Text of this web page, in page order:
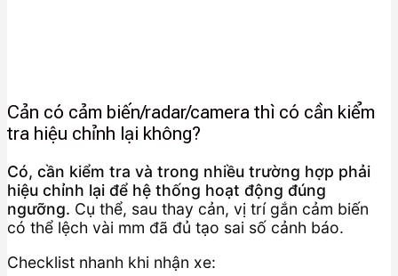
Cản có cảm biến/radar/camera thì có cần kiểm
tra hiệu chỉnh lại không?
Có, cần kiểm tra và trong nhiều trường hợp phải
hiệu chỉnh lại để hệ thống hoạt động đúng
ngưỡng. Cụ thể, sau thay cản, vị trí gắn cảm biến
có thể lệch vài mm đã đủ tạo sai số cảnh báo.
Checklist nhanh khi nhận xe: